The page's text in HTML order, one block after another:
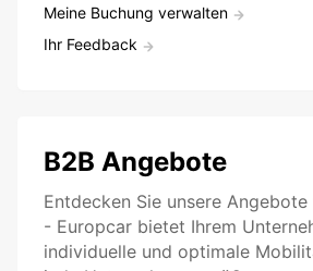
Meine Buchung verwalten
Ihr Feedback
B2B Angebote
Entdecken Sie unsere Angebote
- Europcar bietet Ihrem
individuelle und optimale